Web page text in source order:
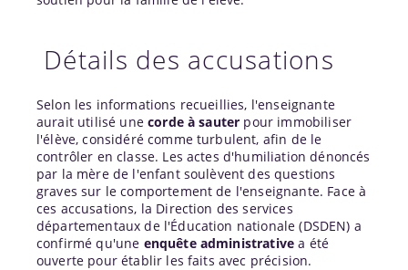
Détails des accusations
Selon les informations recueillies, l'enseignante
aurait utilisé unecorde à sauter pour immobiliser
l'élève, considéré comme turbulent, afin de le
contrôler en classe. Les actes d'humiliation dénoncés
par la mère de l'enfant soulèvent des questions
graves sur le comportement de l'enseignante. Face à
ces accusations, la Direction des services
départementaux de l'Éducation nationale (DSDEN) a
confirmé qu'une enquête administrative a été
ouverte pour établir les faits avec précision.